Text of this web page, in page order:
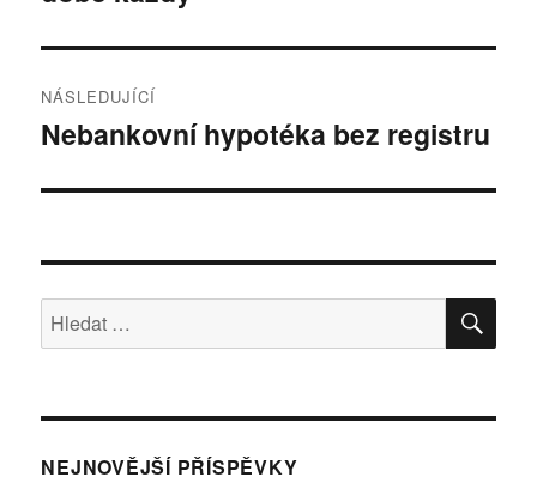
NÁSLEDUJÍCÍ
Následující
Nebankovní hypotéka bez registru
Hledat:
NEJNOVĚJŠÍ PŘÍSPĚVKY